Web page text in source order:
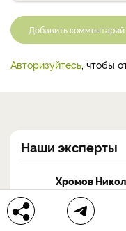
Добавить комментарий
Авторизуйтесь, чтобы
Наши эксперты
Хромов
Сад Огород
Комнатные растения